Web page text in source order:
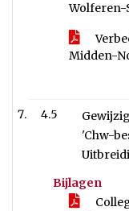
Wolferen-
Midden-
4.5
'Chw-
Bijlagen